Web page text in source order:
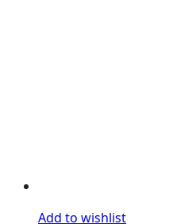
Add to wishlist